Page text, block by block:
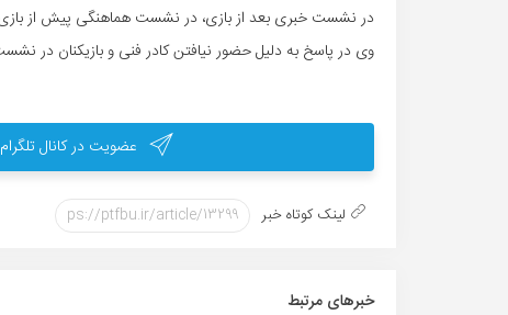
در نشست خبری بعد از بازی، در نشست هماهنگی پیش از
وی در پاسخ به دلیل حضور نیافتن کادر فنی و بازیکنان در
عضویت در کانال
لینک کوتاه خبر
خبر‌های مرتبط